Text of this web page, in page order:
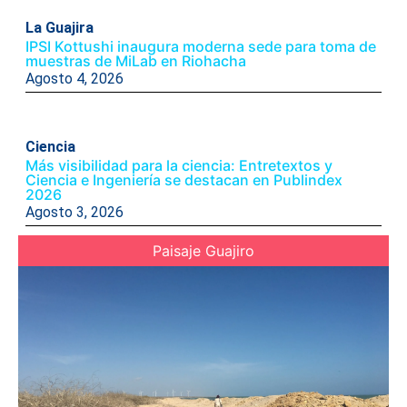
La Guajira
IPSI Kottushi inaugura moderna sede para toma de
muestras de MiLab en Riohacha
Agosto 4, 2026
Ciencia
Más visibilidad para la ciencia: Entretextos y
Ciencia e Ingeniería se destacan en Publindex
2026
Agosto 3, 2026
Paisaje Guajiro